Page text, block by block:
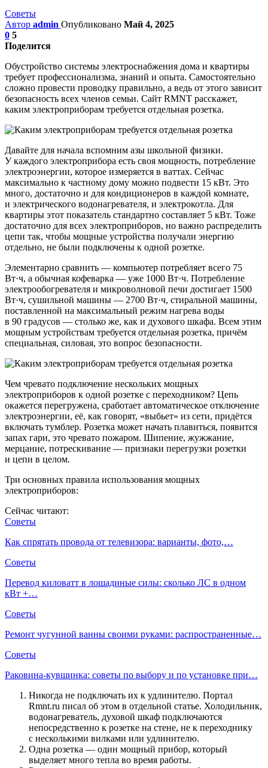
Советы
Автор admin Опубликовано Май 4, 2025
0 5
Поделится
Обустройство системы электроснабжения дома и квартиры
требует профессионализма, знаний и опыта. Самостоятельно
сложно провести проводку правильно, а ведь от этого зависит
безопасность всех членов семьи. Сайт RMNT расскажет,
каким электроприборам требуется отдельная розетка.
Давайте для начала вспомним азы школьной физики.
У каждого электроприбора есть своя мощность, потребление
электроэнергии, которое измеряется в ваттах. Сейчас
максимально к частному дому можно подвести 15 кВт. Это
много, достаточно и для кондиционеров в каждой комнате,
и электрического водонагревателя, и электрокотла. Для
квартиры этот показатель стандартно составляет 5 кВт. Тоже
достаточно для всех электроприборов, но важно распределить
цепи так, чтобы мощные устройства получали энергию
отдельно, не были подключены к одной розетке.
Элементарно сравнить — компьютер потребляет всего 75
Вт·ч, а обычная кофеварка — уже 1000 Вт·ч. Потребление
электрообогревателя и микроволновой печи достигает 1500
Вт·ч, сушильной машины — 2700 Вт·ч, стиральной машины,
поставленной на максимальный режим нагрева воды
в 90 градусов — столько же, как и духового шкафа. Всем этим
мощным устройствам требуется отдельная розетка, причём
специальная, силовая, это вопрос безопасности.
Чем чревато подключение нескольких мощных
электроприборов к одной розетке с переходником? Цепь
окажется перегружена, сработает автоматическое отключение
электроэнергии, её, как говорят, «выбьет» из сети, придётся
включать тумблер. Розетка может начать плавиться, появится
запах гари, это чревато пожаром. Шипение, жужжание,
мерцание, потрескивание — признаки перегрузки розетки
и цепи в целом.
Три основных правила использования мощных
электроприборов:
Сейчас читают:
Советы
Как спрятать провода от телевизора: варианты, фото,…
Советы
Перевод киловатт в лошадиные силы: сколько ЛС в одном
кВт +…
Советы
Ремонт чугунной ванны своими руками: распространенные…
Советы
Раковина-кувшинка: советы по выбору и по установке при…
Никогда не подключать их к удлинителю. Портал
Rmnt.ru писал об этом в отдельной статье. Холодильник,
водонагреватель, духовой шкаф подключаются
непосредственно к розетке на стене, не к переходнику
с несколькими вилками или удлинителю.
Одна розетка — один мощный прибор, который
выделяет много тепла во время работы.